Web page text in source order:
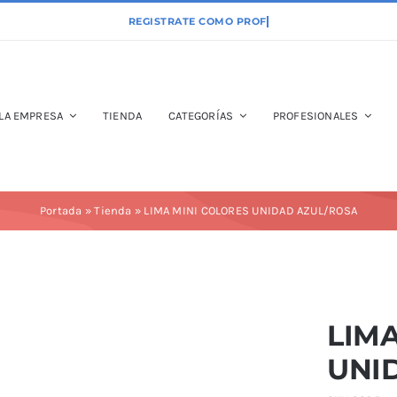
LA EMPRESA TIENDA CATEGORÍAS PROFESIONALES
Portada »Tienda » LIMA MINI COLORES UNIDAD AZUL/ROSA